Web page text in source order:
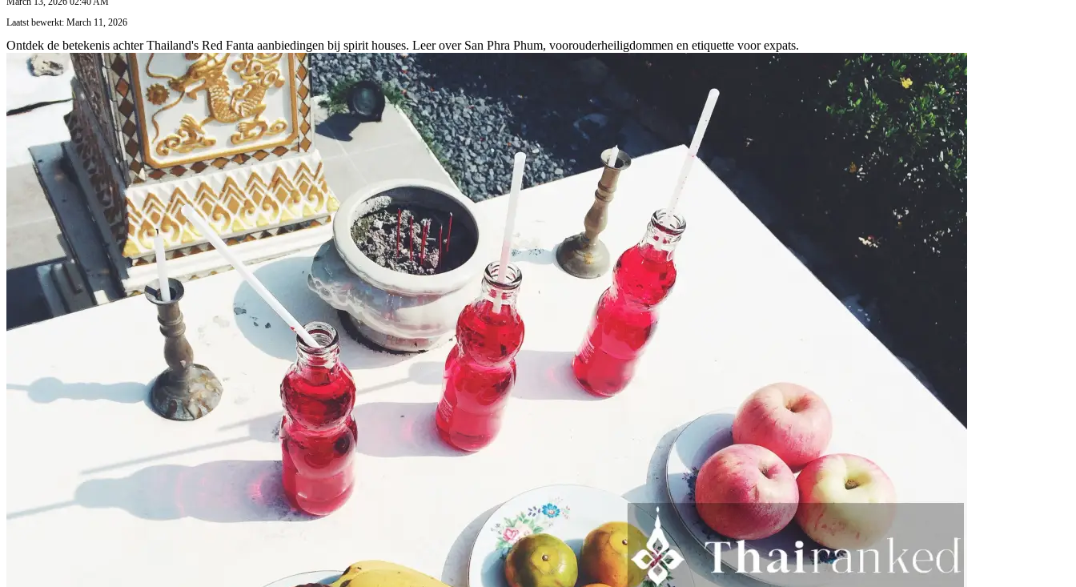
Laatst bewerkt: March 11, 2026
Ontdek de betekenis achter Thailand's Red Fanta aanbiedingen bij spirit houses. Leer over San Phra Phum, voorouderheiligdommen en etiquette voor expats.